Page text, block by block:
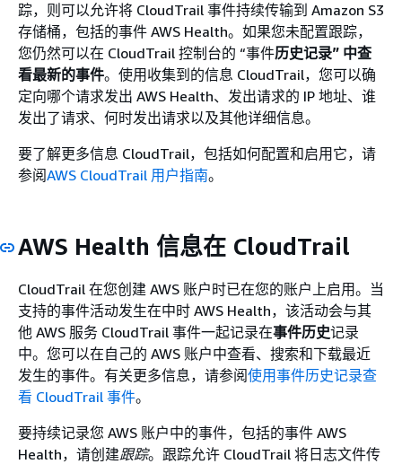
踪，则可以允许将 CloudTrail 事件持续传输到 Amazon S3
存储桶，包括的事件 AWS Health。如果您未配置跟踪，
您仍然可以在 CloudTrail 控制台的 “事件历史记录” 中查
看最新的事件。使用收集到的信息 CloudTrail，您可以确
定向哪个请求发出 AWS Health、发出请求的 IP 地址、谁
发出了请求、何时发出请求以及其他详细信息。
要了解更多信息 CloudTrail，包括如何配置和启用它，请
参阅AWS CloudTrail 用户指南。
AWS Health 信息在 CloudTrail
CloudTrail 在您创建 AWS 账户时已在您的账户上启用。当
支持的事件活动发生在中时 AWS Health，该活动会与其
他 AWS 服务 CloudTrail 事件一起记录在事件历史记录
中。您可以在自己的 AWS 账户中查看、搜索和下载最近
发生的事件。有关更多信息，请参阅使用事件历史记录查
看 CloudTrail 事件。
要持续记录您 AWS 账户中的事件，包括的事件 AWS
Health，请创建跟踪。跟踪允许 CloudTrail 将日志文件传